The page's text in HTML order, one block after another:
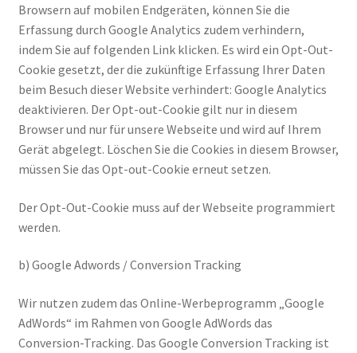
Browsern auf mobilen Endgeräten, können Sie die
Erfassung durch Google Analytics zudem verhindern,
indem Sie auf folgenden Link klicken. Es wird ein Opt-Out-
Cookie gesetzt, der die zukünftige Erfassung Ihrer Daten
beim Besuch dieser Website verhindert: Google Analytics
deaktivieren. Der Opt-out-Cookie gilt nur in diesem
Browser und nur für unsere Webseite und wird auf Ihrem
Gerät abgelegt. Löschen Sie die Cookies in diesem Browser,
müssen Sie das Opt-out-Cookie erneut setzen.
Der Opt-Out-Cookie muss auf der Webseite programmiert
werden.
b) Google Adwords / Conversion Tracking
Wir nutzen zudem das Online-Werbeprogramm „Google
AdWords“ im Rahmen von Google AdWords das
Conversion-Tracking. Das Google Conversion Tracking ist